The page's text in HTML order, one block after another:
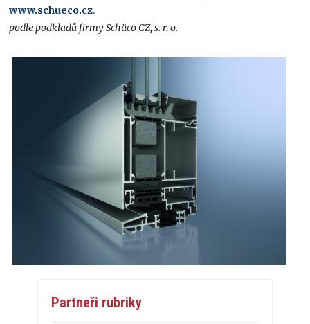
www.schueco.cz.
podle podkladů firmy Schüco CZ, s. r. o.
Partneři rubriky